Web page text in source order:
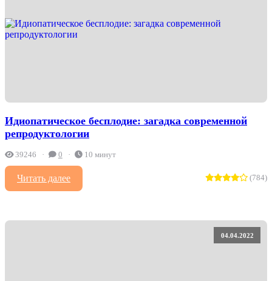
Идиопатическое бесплодие: загадка современной
репродуктологии
39246 0 10 минут
Читать далее (784)
04.04.2022